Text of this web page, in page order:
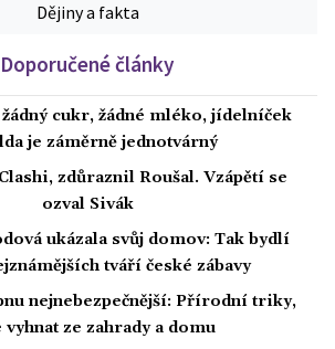
Dějiny a fakta
Doporučené články
cukr, žádné mléko, jídelníček
je záměrně jednotvárný
zdůraznil Roušal. Vzápětí se
ozval Sivák
ukázala svůj domov: Tak bydlí
tváří české zábavy
nejnebezpečnější: Přírodní triky,
vyhnat ze zahrady a domu